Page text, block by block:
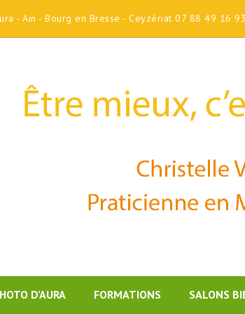
- Ain - Bourg en Bresse - Ceyzériat 07 88 49 16 93
D’AURA FORMATIONS SALONS